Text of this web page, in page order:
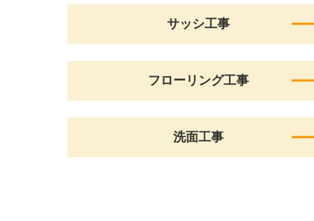
サッシ工事
フローリング工事
洗面工事